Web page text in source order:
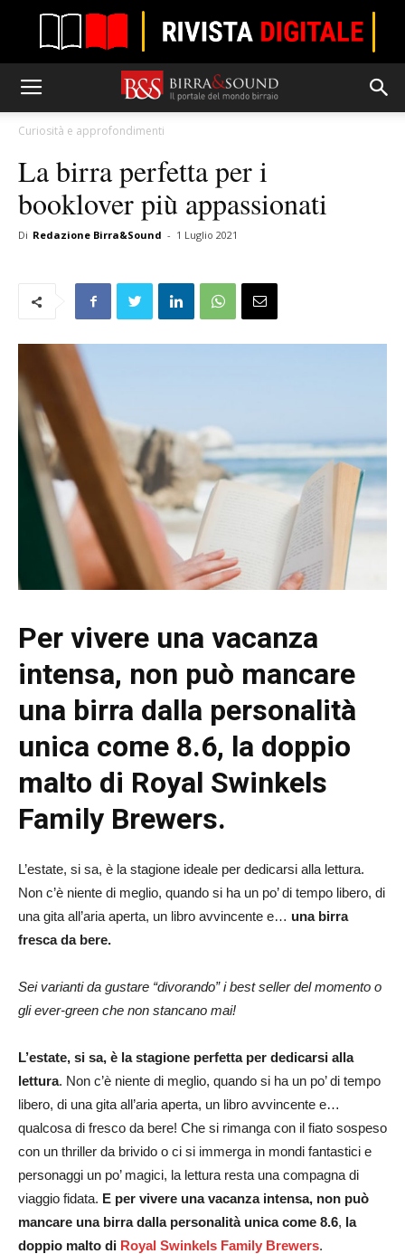
Curiosità e approfondimenti
La birra perfetta per i
booklover più appassionati
Di Redazione Birra&Sound - 1 Luglio 2021
Per vivere una vacanza
intensa, non può mancare
una birra dalla personalità
unica come 8.6, la doppio
malto di Royal Swinkels
Family Brewers.
L’estate, si sa, è la stagione ideale per dedicarsi alla lettura.
Non c’è niente di meglio, quando si ha un po’ di tempo libero, di
una gita all’aria aperta, un libro avvincente e… una birra
fresca da bere.
Sei varianti da gustare “divorando” i best seller del momento o
gli ever-green che non stancano mai!
L’estate, si sa, è la stagione perfetta per dedicarsi alla
lettura. Non c’è niente di meglio, quando si ha un po’ di tempo
libero, di una gita all’aria aperta, un libro avvincente e…
qualcosa di fresco da bere! Che si rimanga con il fiato sospeso
con un thriller da brivido o ci si immerga in mondi fantastici e
personaggi un po’ magici, la lettura resta una compagna di
viaggio fidata. E per vivere una vacanza intensa, non può
mancare una birra dalla personalità unica come 8.6, la
doppio malto di Royal Swinkels Family Brewers.